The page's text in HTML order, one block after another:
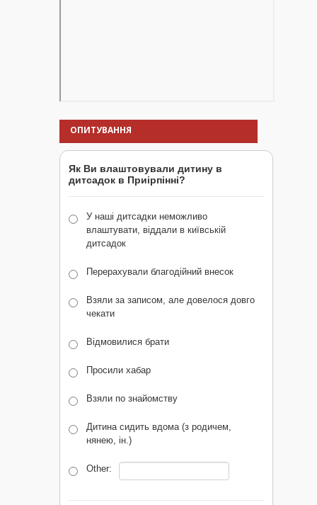
ОПИТУВАННЯ
Як Ви влаштовували дитину в
дитсадок в Приірпінні?
У наші дитсадки неможливо
влаштувати, віддали в київській
дитсадок
Перерахували благодійний внесок
Взяли за записом, але довелося довго
чекати
Відмовилися брати
Просили хабар
Взяли по знайомству
Дитина сидить вдома (з родичем,
нянею, ін.)
Other: